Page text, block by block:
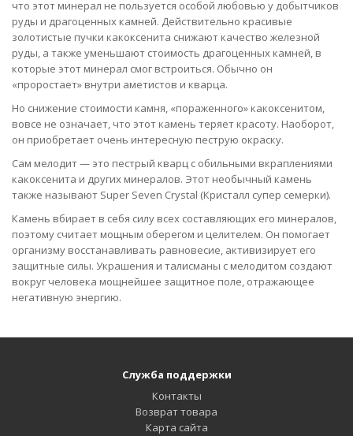
что этот минерал не пользуется особой любовью у добытчиков
руды и драгоценных камней. Действительно красивые
золотистые пучки какоксенита снижают качество железной
руды, а также уменьшают стоимость драгоценных камней, в
которые этот минерал смог встроиться. Обычно он
«проростает» внутри аметистов и кварца.
Но снижение стоимости камня, «пораженного» какоксенитом,
вовсе не означает, что этот камень теряет красоту. Наоборот,
он приобретает очень интересную пеструю окраску.
Сам мелодит — это пестрый кварц с обильными вкраплениями
какоксенита и других минералов. Этот необычный камень
также называют Super Seven Crystal (Кристалл супер семерки).
Камень вбирает в себя силу всех составляющих его минералов,
поэтому считает мощным оберегом и целителем. Он помогает
организму восстанавливать равновесие, активизирует его
защитные силы. Украшения и талисманы с мелодитом создают
вокруг человека мощнейшее защитное поле, отражающее
негативную энергию.
Служба поддержки
Контакты
Возврат товара
Карта сайта